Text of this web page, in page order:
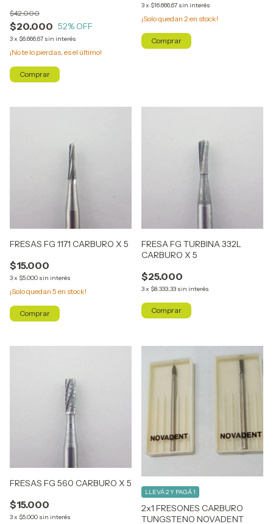
$20.000
$42.000
52% OFF
3x $6.666,67 sin interés
¡No te lo pierdas, es el último!
3x $16.666,67 sin interés
¡Solo quedan 2 en stock!
FRESAS FG 1171 CARBURO X 5
$15.000
3x $5.000 sin interés
¡Solo quedan 5 en stock!
FRESA FG TURBINA 332L
CARBURO X 5
$25.000
3x $8.333,33 sin interés
FRESAS FG 560 CARBURO X 5
$15.000
3x $5.000 sin interés
2x1 FRESONES CARBURO
TUNGSTENO NOVADENT
LLEVÁ 2 Y PAGÁ 1